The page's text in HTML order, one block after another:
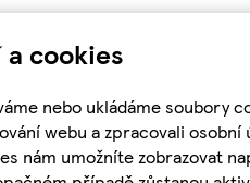
cookies
nebo ukládáme soubory
webu a zpracovali osobní
nám umožníte zobrazovat